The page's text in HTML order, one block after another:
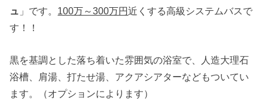
ュ 」です。 100万～300万円近くする高級システムバスで
す！！
黒を基調とした落ち着いた雰囲気の浴室で、人造大理石
浴槽、肩湯、打たせ湯、アクアシアターなどもついてい
ます。（オプションによります）